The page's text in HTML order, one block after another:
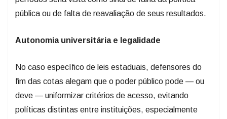
pública ou de falta de reavaliação de seus resultados.
Autonomia universitária e legalidade
No caso específico de leis estaduais, defensores do
fim das cotas alegam que o poder público pode — ou
deve — uniformizar critérios de acesso, evitando
políticas distintas entre instituições, especialmente